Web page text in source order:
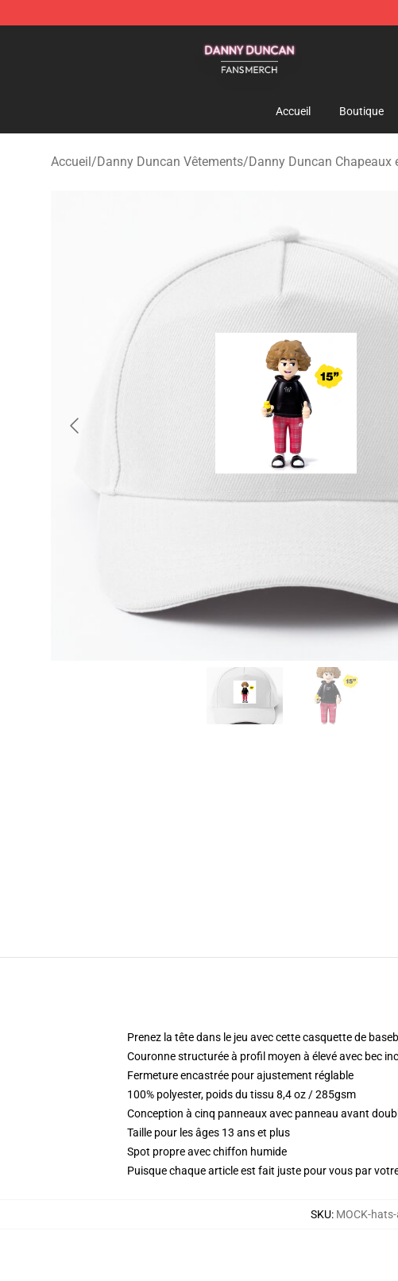
Accueil Boutique
Accueil/Danny Duncan Vêtements/Danny Duncan Chapeaux
Prenez la tête dans le jeu avec cette casquette de
Couronne structurée à profil moyen à élevé avec bec
Fermeture encastrée pour ajustement réglable
100% polyester, poids du tissu 8,4 oz / 285gsm
Conception à cinq panneaux avec panneau avant
Taille pour les âges 13 ans et plus
Spot propre avec chiffon humide
Puisque chaque article est fait juste pour vous par
SKU: MOCK-